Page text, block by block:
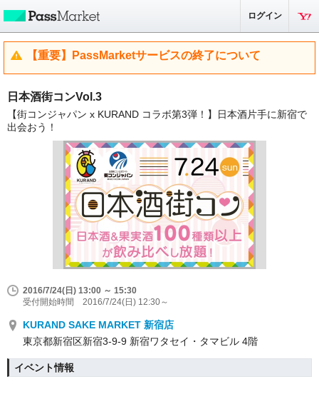
ログイン
【重要】PassMarketサービスの終了について
日本酒街コンVol.3
【街コンジャパン x KURAND コラボ第3弾！】日本酒片手に新宿で
出会おう！
2016/7/24(日) 13:00 ～ 15:30
受付開始時間 2016/7/24(日) 12:30～
KURAND SAKE MARKET 新宿店
東京都新宿区新宿3-9-9 新宿ワタセイ・タマビル 4階
イベント情報